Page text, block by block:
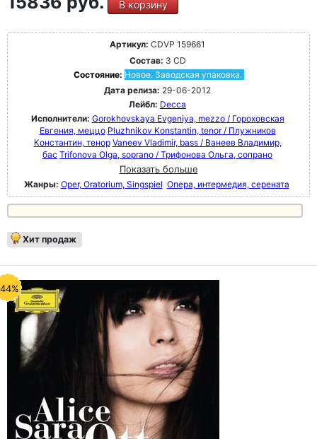
В корзину
Артикул: CDVP 159661
Состав: 3 CD
Состояние: Новое. Заводская упаковка.
Дата релиза: 29-06-2012
Лейбл: Decca
Исполнители: Gorokhovskaya Evgeniya, mezzo / Гороховская
Евгения, меццо Pluzhnikov Konstantin, tenor / Плужников
Константин, тенор Vaneev Vladimir, bass / Ванеев Владимир,
бас Trifonova Olga, soprano / Трифонова Ольга, сопрано
Показать больше
Жанры: Oper, Oratorium, Singspiel Опера, интермедия, серената
Хит продаж